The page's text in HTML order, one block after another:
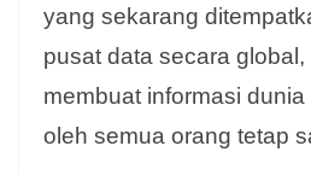
yang sekarang
pusat data secara
membuat informasi
oleh semua orang tetap